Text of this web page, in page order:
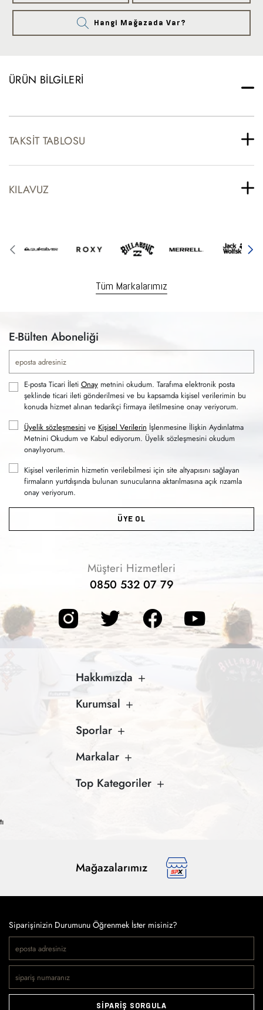
Hangi Mağazada Var?
ÜRÜN BILGILERI
TAKSIT TABLOSU
KILAVUZ
Tüm Markalarımız
E-Bülten Aboneliği
E-posta Ticari İleti Onaymetnini okudum. Tarafıma elektronik posta
şeklinde ticari ileti gönderilmesi ve bu kapsamda kişisel verilerimin bu
konuda hizmet alınan tedarikçi firmaya iletilmesine onay veriyorum.
Üyelik sözleşmesinive Kişisel Verilerin İşlenmesine İlişkin Aydınlatma
Metnini Okudum ve Kabul ediyorum. Üyelik sözleşmesini okudum
onaylıyorum.
Kişisel verilerimin hizmetin verilebilmesi için site altyapısını sağlayan
firmaların yurtdışında bulunan sunucularına aktarılmasına açık rızamla
onay veriyorum.
ÜYE OL
Müşteri Hizmetleri
0850 532 07 79
Hakkımızda
Kurumsal
Sporlar
Markalar
Top Kategoriler
Mağazalarımız
Siparişinizin Durumunu Öğrenmek İster misiniz?
SİPARİŞ SORGULA